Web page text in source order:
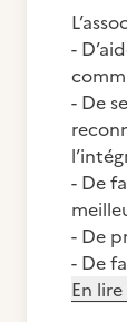
-
- De
- De
- De
- De
En